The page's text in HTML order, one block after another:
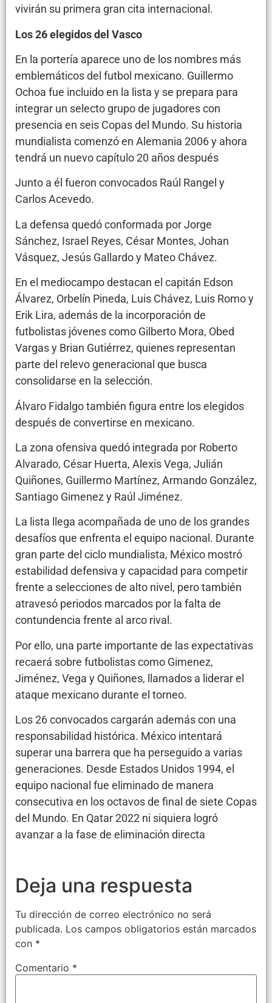
vivirán su primera gran cita internacional.
Los 26 elegidos del Vasco
En la portería aparece uno de los nombres más
emblemáticos del futbol mexicano. Guillermo
Ochoa fue incluido en la lista y se prepara para
integrar un selecto grupo de jugadores con
presencia en seis Copas del Mundo. Su historia
mundialista comenzó en Alemania 2006 y ahora
tendrá un nuevo capítulo 20 años después
Junto a él fueron convocados Raúl Rangel y
Carlos Acevedo.
La defensa quedó conformada por Jorge
Sánchez, Israel Reyes, César Montes, Johan
Vásquez, Jesús Gallardo y Mateo Chávez.
En el mediocampo destacan el capitán Edson
Álvarez, Orbelín Pineda, Luis Chávez, Luis Romo y
Erik Lira, además de la incorporación de
futbolistas jóvenes como Gilberto Mora, Obed
Vargas y Brian Gutiérrez, quienes representan
parte del relevo generacional que busca
consolidarse en la selección.
Álvaro Fidalgo también figura entre los elegidos
después de convertirse en mexicano.
La zona ofensiva quedó integrada por Roberto
Alvarado, César Huerta, Alexis Vega, Julián
Quiñones, Guillermo Martínez, Armando González,
Santiago Gimenez y Raúl Jiménez.
La lista llega acompañada de uno de los grandes
desafíos que enfrenta el equipo nacional. Durante
gran parte del ciclo mundialista, México mostró
estabilidad defensiva y capacidad para competir
frente a selecciones de alto nivel, pero también
atravesó periodos marcados por la falta de
contundencia frente al arco rival.
Por ello, una parte importante de las expectativas
recaerá sobre futbolistas como Gimenez,
Jiménez, Vega y Quiñones, llamados a liderar el
ataque mexicano durante el torneo.
Los 26 convocados cargarán además con una
responsabilidad histórica. México intentará
superar una barrera que ha perseguido a varias
generaciones. Desde Estados Unidos 1994, el
equipo nacional fue eliminado de manera
consecutiva en los octavos de final de siete Copas
del Mundo. En Qatar 2022 ni siquiera logró
avanzar a la fase de eliminación directa
Deja una respuesta
Tu dirección de correo electrónico no será
publicada. Los campos obligatorios están marcados
con *
Comentario *